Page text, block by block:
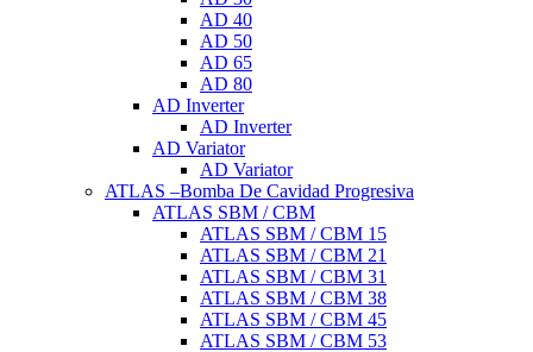
AD 40
AD 50
AD 65
AD 80
AD Inverter
AD Inverter
AD Variator
AD Variator
ATLAS –Bomba De Cavidad Progresiva
ATLAS SBM / CBM
ATLAS SBM / CBM 15
ATLAS SBM / CBM 21
ATLAS SBM / CBM 31
ATLAS SBM / CBM 38
ATLAS SBM / CBM 45
ATLAS SBM / CBM 53